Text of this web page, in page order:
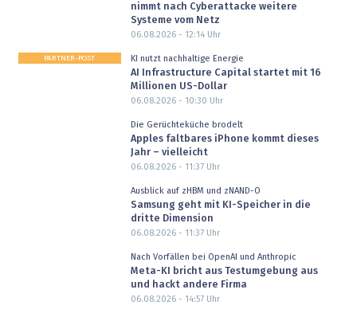
nimmt nach Cyberattacke weitere
Systeme vom Netz
06.08.2026 - 12:14Uhr
PARTNER-POST KI nutzt nachhaltige Energie
AI Infrastructure Capital startet mit 16
Millionen US-Dollar
06.08.2026 - 10:30 Uhr
Die Gerüchteküche brodelt
Apples faltbares iPhone kommt dieses
Jahr – vielleicht
06.08.2026 - 11:37Uhr
Ausblick auf zHBM und zNAND-O
Samsung geht mit KI-Speicher in die
dritte Dimension
06.08.2026 - 11:37Uhr
Nach Vorfällen bei OpenAI und Anthropic
Meta-KI bricht aus Testumgebung aus
und hackt andere Firma
06.08.2026 - 14:57Uhr